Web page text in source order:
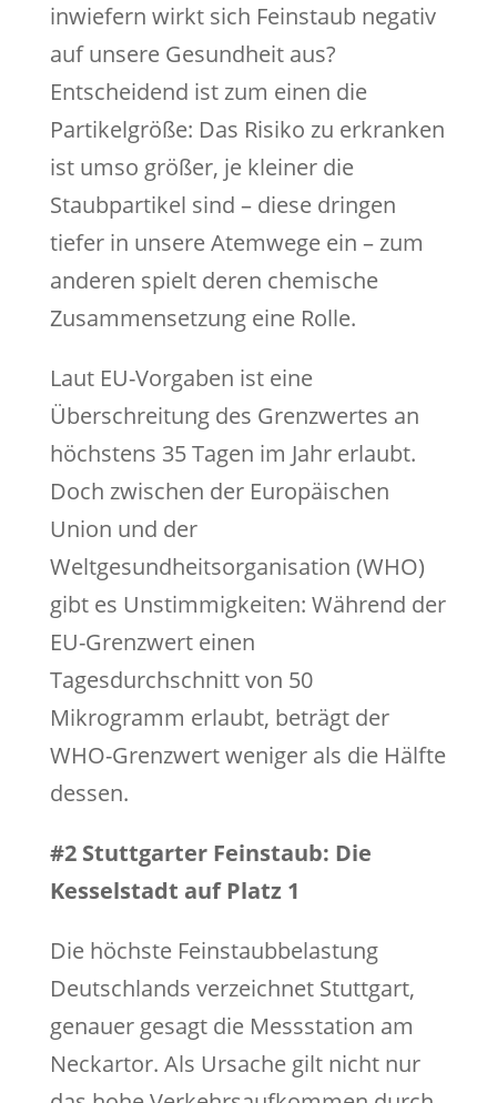
inwiefern wirkt sich Feinstaub negativ
auf unsere Gesundheit aus?
Entscheidend ist zum einen die
Partikelgröße: Das Risiko zu erkranken
ist umso größer, je kleiner die
Staubpartikel sind – diese dringen
tiefer in unsere Atemwege ein – zum
anderen spielt deren chemische
Zusammensetzung eine Rolle.
Laut EU-Vorgaben ist eine
Überschreitung des Grenzwertes an
höchstens 35 Tagen im Jahr erlaubt.
Doch zwischen der Europäischen
Union und der
Weltgesundheitsorganisation (WHO)
gibt es Unstimmigkeiten: Während der
EU-Grenzwert einen
Tagesdurchschnitt von 50
Mikrogramm erlaubt, beträgt der
WHO-Grenzwert weniger als die Hälfte
dessen.
#2 Stuttgarter Feinstaub: Die
Kesselstadt auf Platz 1
Die höchste Feinstaubbelastung
Deutschlands verzeichnet Stuttgart,
genauer gesagt die Messstation am
Neckartor. Als Ursache gilt nicht nur